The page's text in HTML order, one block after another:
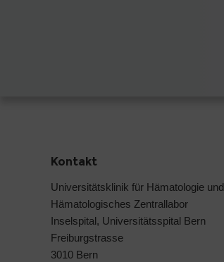
Kontakt
Universitätsklinik für Hämatologie und
Hämatologisches Zentrallabor
Inselspital, Universitätsspital Bern
Freiburgstrasse
3010 Bern